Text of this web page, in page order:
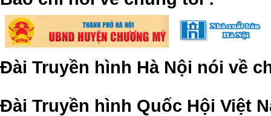
Đài Truyền hình Hà Nội nói về
Đài Truyền hình Quốc Hội Việt